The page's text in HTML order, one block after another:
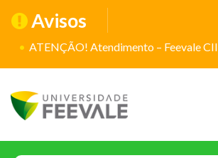
Avisos
ATENÇÃO! Atendimento – Feevale CII